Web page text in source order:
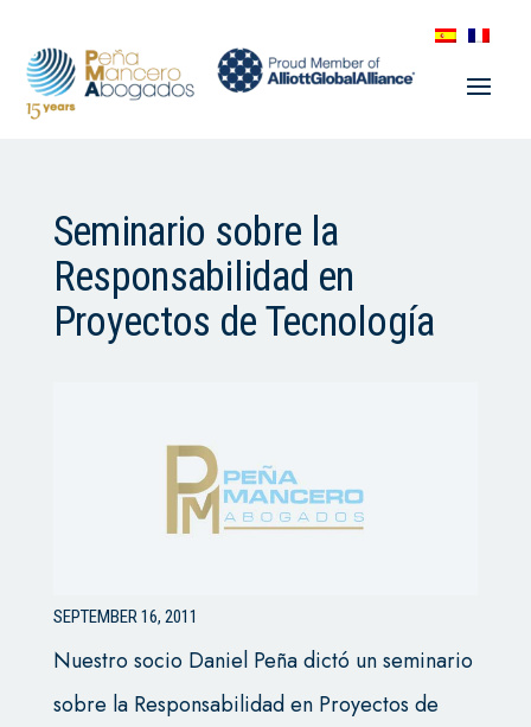
Seminario sobre la
Responsabilidad en
Proyectos de Tecnología
SEPTEMBER 16, 2011
Nuestro socio Daniel Peña dictó un seminario
sobre la Responsabilidad en Proyectos de